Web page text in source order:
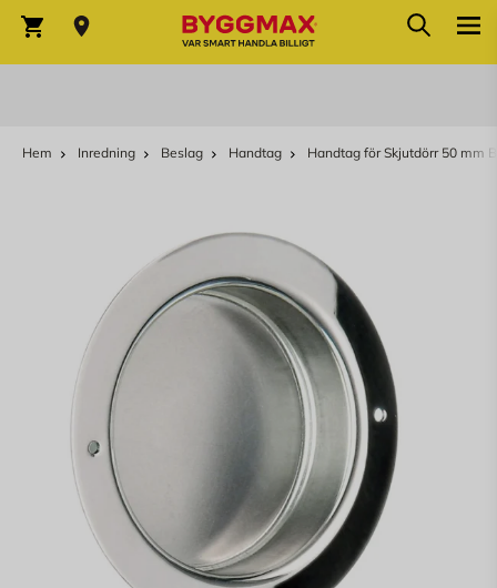
Varukorg Sök
Hem Inredning Beslag Handtag Handtag för Skjutdörr 50 mm